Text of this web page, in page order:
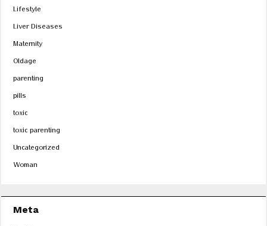
Lifestyle
Liver Diseases
Maternity
Oldage
parenting
pills
toxic
toxic parenting
Uncategorized
Woman
Meta